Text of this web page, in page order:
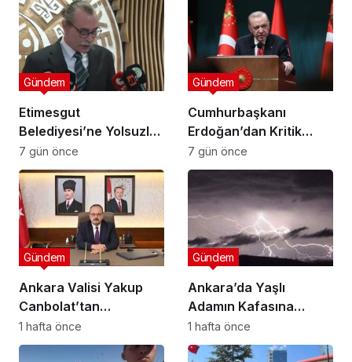
Etimesgut
Belediyesi’ne Yolsuzluk
Operasyonu: “Başkan
Erdal Beşikçioğlu Dahil
52 Kişi Gözaltına
Alındı”
Gündem
7 gün önce
Cumhurbaşkanı
Erdoğan’dan Kritik
Açıklama: “Terörsüz
Türkiye İçin Yasal
Düzenleme Geliyor!”
Gündem
7 gün önce
Ankara Valisi Yakup
Canbolat’tan
Gazeteciler ve Basın
Bayramı Kutlama
Gündem
1 hafta önce
Ankara’da Yaşlı
Adamın Kafasına
Yıldırım Düştü ,
Hayatını Kaybetti!
Gündem
1 hafta önce